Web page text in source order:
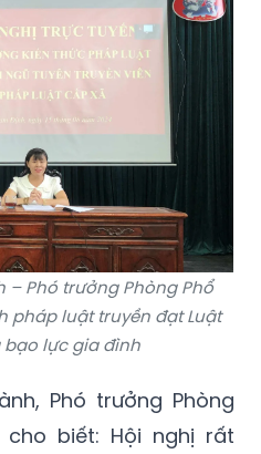
– Phó trưởng Phòng Phổ
pháp luật truyền đạt Luật
lực gia đình
Phó trưởng Phòng
biết: Hội nghị rất